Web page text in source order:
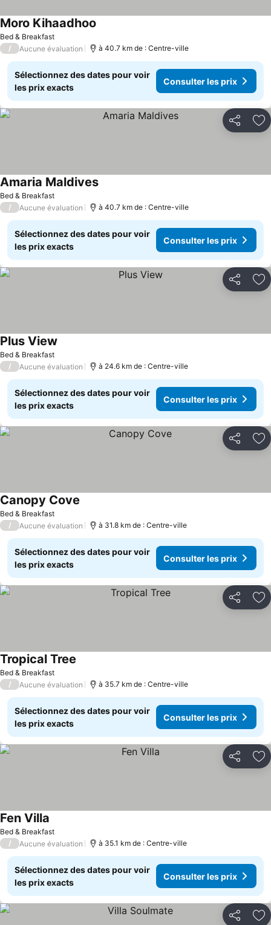
Bed & Breakfast
Moro Kihaadhoo
/ Aucune évaluation à 40.7 km de : Centre-ville
Sélectionnez des dates pour voir
les prix exacts
Consulter les prix
Partager
Bed & Breakfast
Amaria Maldives
/ Aucune évaluation à 40.7 km de : Centre-ville
Sélectionnez des dates pour voir
les prix exacts
Consulter les prix
Partager
Bed & Breakfast
Plus View
/ Aucune évaluation à 24.6 km de : Centre-ville
Sélectionnez des dates pour voir
les prix exacts
Consulter les prix
Partager
Bed & Breakfast
Canopy Cove
/ Aucune évaluation à 31.8 km de : Centre-ville
Sélectionnez des dates pour voir
les prix exacts
Consulter les prix
Partager
Bed & Breakfast
Tropical Tree
/ Aucune évaluation à 35.7 km de : Centre-ville
Sélectionnez des dates pour voir
les prix exacts
Consulter les prix
Partager
Bed & Breakfast
Fen Villa
/ Aucune évaluation à 35.1 km de : Centre-ville
Sélectionnez des dates pour voir
les prix exacts
Consulter les prix
Partager